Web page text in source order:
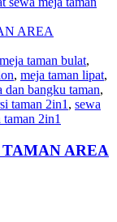
meja taman bulat,
, meja taman lipat,
dan bangku taman,
taman 2in1 , sewa
taman 2in1
AREA